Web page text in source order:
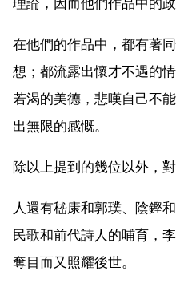
在他們的作品中，都有著
想；都流露出懷才不遇的
若渴的美德，悲嘆自己不
出無限的感慨。
除以上提到的幾位以外，
人還有嵇康和郭璞、陰鏗
民歌和前代詩人的哺育，
奪目而又照耀後世。